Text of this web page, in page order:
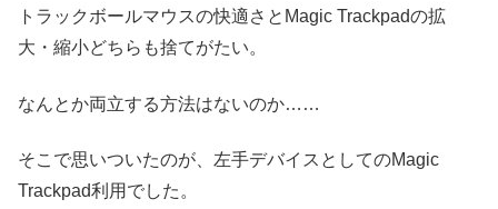
トラックボールマウスの快適さとMagic Trackpadの拡
大・縮小どちらも捨てがたい。
なんとか両立する方法はないのか……
そこで思いついたのが、左手デバイスとしてのMagic
Trackpad利用でした。